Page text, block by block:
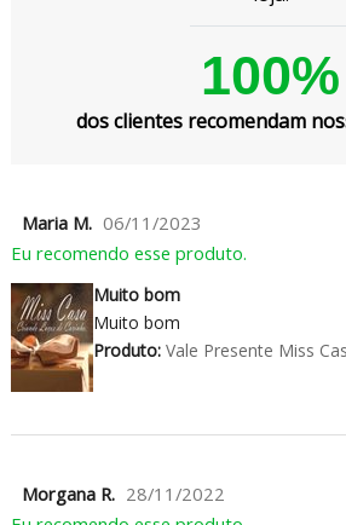
100%
dos clientes recomendam
Maria M. 06/11/2023
Eu recomendo esse produto.
Muito bom
Muito bom
Produto:Vale Presente Miss
Morgana R. 28/11/2022